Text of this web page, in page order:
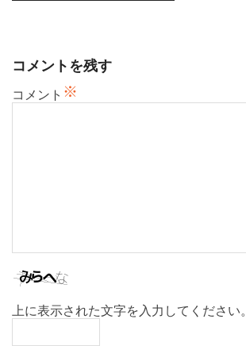
コメントを残す
コメント ※
上に表示された文字を入力してください。